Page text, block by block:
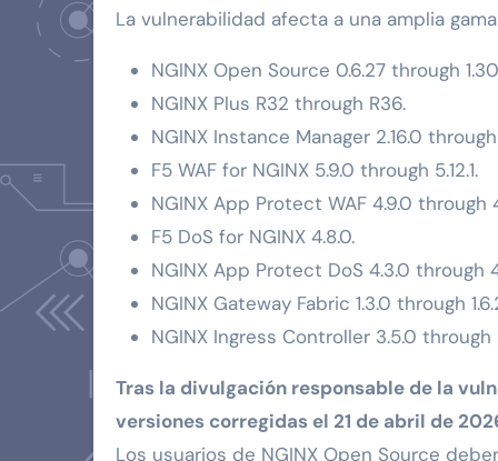
La vulnerabilidad afecta a una amplia
NGINX Open Source 0.6.27 through
NGINX Plus R32 through R36.
NGINX Instance Manager 2.16.0 through
F5 WAF for NGINX 5.9.0 through 5.12.1.
NGINX App Protect WAF 4.9.0 through
F5 DoS for NGINX 4.8.0.
NGINX App Protect DoS 4.3.0 through
NGINX Gateway Fabric 1.3.0 through
NGINX Ingress Controller 3.5.0 through
Tras la divulgación responsable de la
versiones corregidas el 21 de abril de
Los usuarios de NGINX Open Source